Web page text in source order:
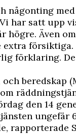
någonting
har satt upp
högre. Även
förklaring.
beredskap
den 14
ungefär
rapporterade